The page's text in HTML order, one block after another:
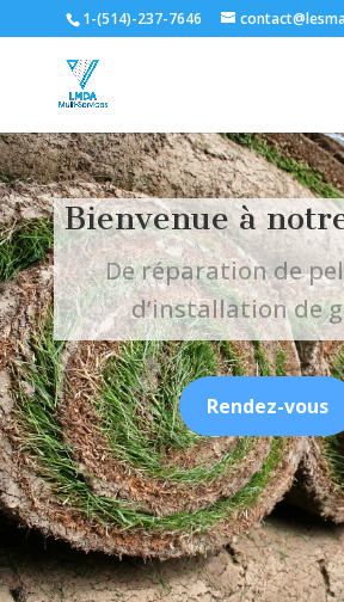
1-(514)-237-7646
Bienvenue à
De réparation de
d’installation de
Rendez-vous